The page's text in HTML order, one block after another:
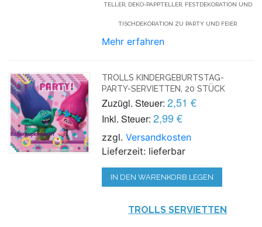
TELLER, DEKO-PAPPTELLER, FESTDEKORATION UND
TISCHDEKORATION ZU PARTY UND FEIER
Mehr erfahren
TROLLS KINDERGEBURTSTAG-
PARTY-SERVIETTEN, 20 STÜCK
Zuzügl. Steuer: 2,51 €
Inkl. Steuer: 2,99 €
zzgl.Versandkosten
Lieferzeit: lieferbar
IN DEN WARENKORB LEGEN
TROLLS SERVIETTEN